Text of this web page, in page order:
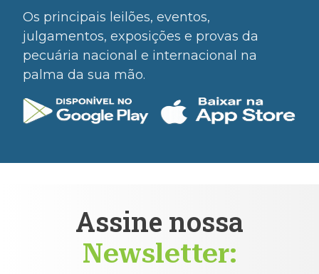
Os principais leilões, eventos,
julgamentos, exposições e provas da
pecuária nacional e internacional na
palma da sua mão.
Assine nossa
Newsletter: